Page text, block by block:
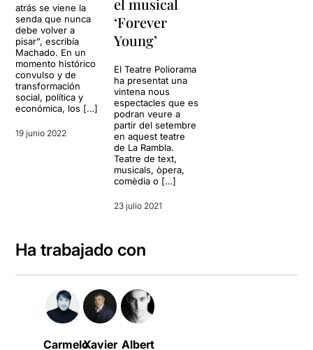
atrás se viene la
senda que nunca
debe volver a
pisar”, escribía
Machado. En un
momento histórico
convulso y de
transformación
social, política y
económica, los […]
19 junio 2022
el musical
‘Forever
Young’
El Teatre Poliorama
ha presentat una
vintena nous
espectacles que es
podran veure a
partir del setembre
en aquest teatre
de La Rambla.
Teatre de text,
musicals, òpera,
comèdia o […]
23 julio 2021
Ha trabajado con
CarmeloXavier Albert